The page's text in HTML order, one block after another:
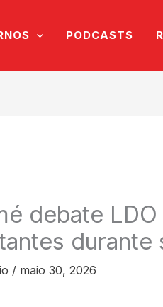
PODCASTS
debate
durante
/ maio 30, 2026